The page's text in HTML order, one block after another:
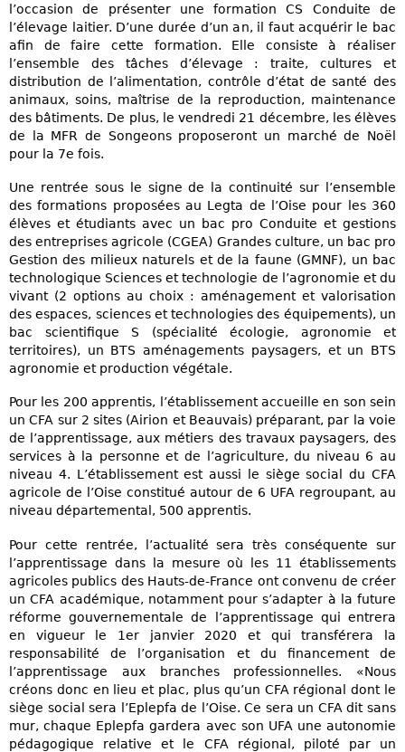
l’occasion de présenter une formation CS Conduite de
l’élevage laitier. D’une durée d’un an, il faut acquérir le bac
afin de faire cette formation. Elle consiste à réaliser
l’ensemble des tâches d’élevage : traite, cultures et
distribution de l’alimentation, contrôle d’état de santé des
animaux, soins, maîtrise de la reproduction, maintenance
des bâtiments. De plus, le vendredi 21 décembre, les élèves
de la MFR de Songeons proposeront un marché de Noël
pour la 7e fois.
Une rentrée sous le signe de la continuité sur l’ensemble
des formations proposées au Legta de l’Oise pour les 360
élèves et étudiants avec un bac pro Conduite et gestions
des entreprises agricole (CGEA) Grandes culture, un bac pro
Gestion des milieux naturels et de la faune (GMNF), un bac
technologique Sciences et technologie de l’agronomie et du
vivant (2 options au choix : aménagement et valorisation
des espaces, sciences et technologies des équipements), un
bac scientifique S (spécialité écologie, agronomie et
territoires), un BTS aménagements paysagers, et un BTS
agronomie et production végétale.
Pour les 200 apprentis, l’établissement accueille en son sein
un CFA sur 2 sites (Airion et Beauvais) préparant, par la voie
de l’apprentissage, aux métiers des travaux paysagers, des
services à la personne et de l’agriculture, du niveau 6 au
niveau 4. L’établissement est aussi le siège social du CFA
agricole de l’Oise constitué autour de 6 UFA regroupant, au
niveau départemental, 500 apprentis.
Pour cette rentrée, l’actualité sera très conséquente sur
l’apprentissage dans la mesure où les 11 établissements
agricoles publics des Hauts-de-France ont convenu de créer
un CFA académique, notamment pour s’adapter à la future
réforme gouvernementale de l’apprentissage qui entrera
en vigueur le 1er janvier 2020 et qui transférera la
responsabilité de l’organisation et du financement de
l’apprentissage aux branches professionnelles. «Nous
créons donc en lieu et plac, plus qu’un CFA régional dont le
siège social sera l’Eplepfa de l’Oise. Ce sera un CFA dit sans
mur, chaque Eplepfa gardera avec son UFA une autonomie
pédagogique relative et le CFA régional, piloté par un